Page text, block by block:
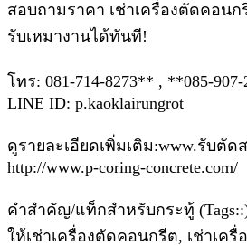
สอบถามราคา เช่าเครื่องตัดคอน
รับเหมางานได้ทันที!
โทร: 081-714-8273** , **085-907-
LINE ID: p.kaoklairungrot
ดูรายละเอียดเพิ่มเติม:www.รับตั
http://www.p-coring-concrete.com/
คำสำคัญ/แท็กสำหรับกระทู้
ให้เช่าเครื่องตัดคอนกรีต, เช่าเค